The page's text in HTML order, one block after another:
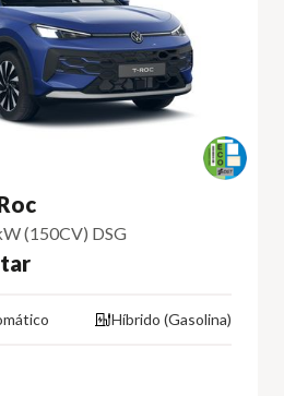
(150CV) DSG
Híbrido (Gasolina)